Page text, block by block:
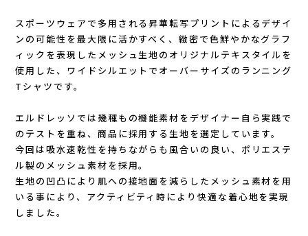
INSTINCT(インスティンクト)
Joe Nimble(ジョー ニンブル)
Lithe Apparel（ライテ アパレル）
LUNA SANDALS(ルナサンダル)
MARSQUEST(マーズクエスト)
スポーツウェアで多用される昇華転写プリントによるデザイ
ンの可能性を最大限に活かすべく、緻密で色鮮やかなグラフ
ィックを表現したメッシュ生地のオリジナルテキスタイルを
使用した、ワイドシルエットでオーバーサイズのランニング
Tシャツです。
エルドレッソでは幾種もの機能素材をデザイナー自ら実践で
のテストを重ね、商品に採用する生地を選定しています。
今回は吸水速乾性を持ちながらも風合いの良い、ポリエステ
ル製のメッシュ素材を採用。
生地の凹凸により肌への接地面を減らしたメッシュ素材を用
いる事により、アクティビティ時により快適な着心地を実現
しました。